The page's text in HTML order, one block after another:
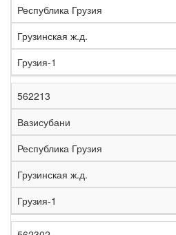
Республика Грузия
Грузинская ж.д.
Грузия-1
562213
Вазисубани
Республика Грузия
Грузинская ж.д.
Грузия-1